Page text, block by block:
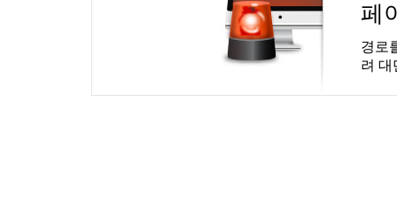
페
경로
려 대